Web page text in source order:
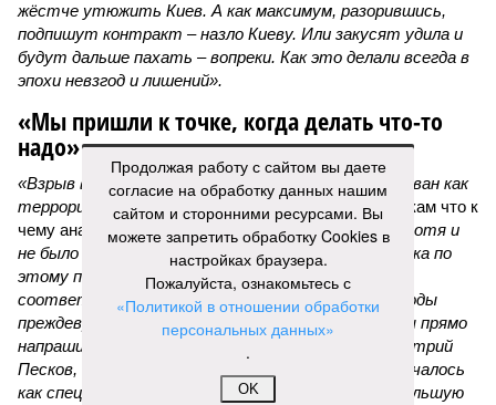
жёстче утюжить Киев. А как максимум, разорившись,
подпишут контракт – назло Киеву. Или закусят удила и
будут дальше пахать – вопреки. Как это делали всегда в
эпохи невзгод и лишений».
«Мы пришли к точке, когда делать что-то
надо»
«Взрыв в ресторане Balzi Rossi был охарактеризован как
террористический акт, –
раскладывает по полочкам что к
чему аналитик и телеведущий
Дмитрий Саймс
хотя и
не было указано, кто за него ответственен. И пока по
этому поводу нет официальных заявлений
соответствующих органов, окончательные выводы
преждевременны. А вот предварительные выводы прямо
напрашиваются. Россия, как недавно говорил Дмитрий
Песков, находится в состоянии войны. То, что началось
как специальная военная операция, переросло в большую
Продолжая работу с сайтом вы даете
согласие на обработку данных нашим
сайтом и сторонними ресурсами. Вы
можете запретить обработку Cookies в
настройках браузера.
Пожалуйста, ознакомьтесь с
«Политикой в отношении обработки
персональных данных»
.
OK